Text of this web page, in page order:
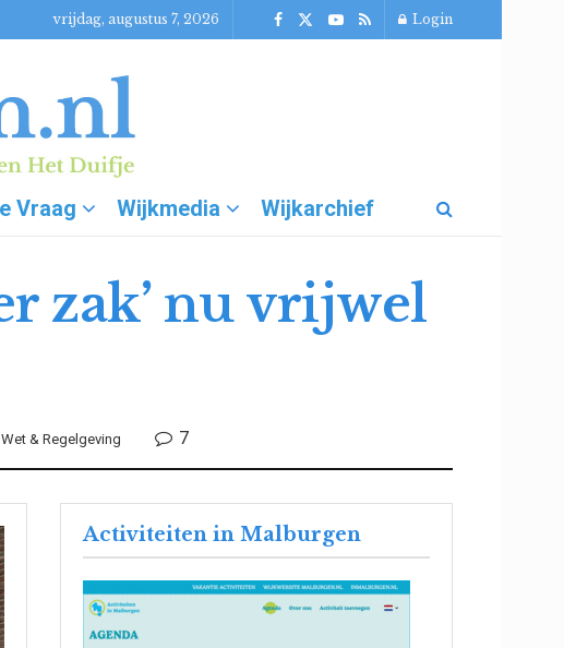
vrijdag, augustus 7, 2026 Login
Vraag Wijkmedia Wijkarchief
zak’ nu vrijwel
Wet & Regelgeving 7
Activiteiten in Malburgen